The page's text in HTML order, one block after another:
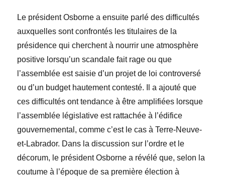
Le président Osborne a ensuite parlé des difficultés
auxquelles sont confrontés les titulaires de la
présidence qui cherchent à nourrir une atmosphère
positive lorsqu’un scandale fait rage ou que
l’assemblée est saisie d’un projet de loi controversé
ou d’un budget hautement contesté. Il a ajouté que
ces difficultés ont tendance à être amplifiées lorsque
l’assemblée législative est rattachée à l’édifice
gouvernemental, comme c’est le cas à Terre-Neuve-
et-Labrador. Dans la discussion sur l’ordre et le
décorum, le président Osborne a révélé que, selon la
coutume à l’époque de sa première élection à